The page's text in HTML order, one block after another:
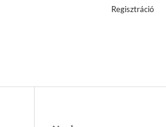
Regisztráció